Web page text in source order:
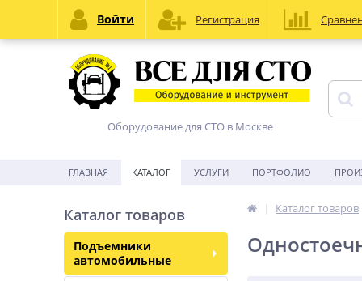
Оборудование для СТО в Москве
ГЛАВНАЯ КАТАЛОГ УСЛУГИ ПОРТФОЛИО
Каталог товаров
Подъемники
автомобильные
Каталог товаров
Войти Регистрация